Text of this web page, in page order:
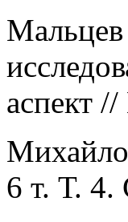
аспект
6 т. Т.